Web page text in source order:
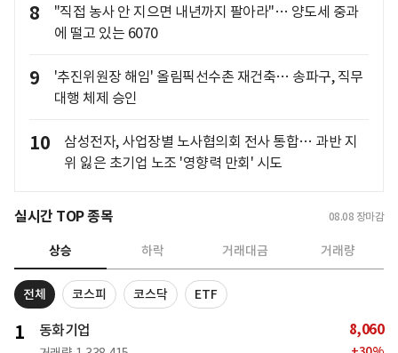
8
"직접 농사 안 지으면 내년까지 팔아라"… 양도세 중과
에 떨고 있는 6070
9
'추진위원장 해임' 올림픽선수촌 재건축… 송파구, 직무
대행 체제 승인
10
삼성전자, 사업장별 노사협의회 전사 통합… 과반 지
위 잃은 초기업 노조 '영향력 만회' 시도
실시간 TOP 종목 08.08 장마감
상승 하락 거래대금 거래량
전체 코스피 코스닥 ETF
1 동화기업 8,060